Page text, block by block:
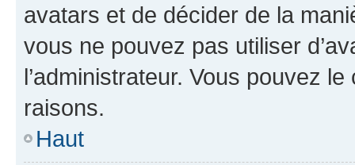
avatars et de décider de la
vous ne pouvez pas utiliser
l’administrateur. Vous pouvez
raisons.
Haut